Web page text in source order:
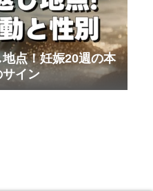
地点！妊娠20週の本
イン